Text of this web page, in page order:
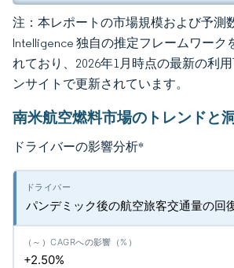
注：本レポートの市場規模および予測
Intelligence 独自の推定フレームワーク
れており、2026年1月時点の最新の利
ンサイトで更新されています。
南米航空燃料市場のトレンドと
ドライバーの影響分析*
パンデミック後の航空旅客交通量の回
+2.50%